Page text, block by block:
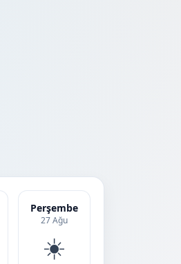
Perşembe
27 Ağu
☀️